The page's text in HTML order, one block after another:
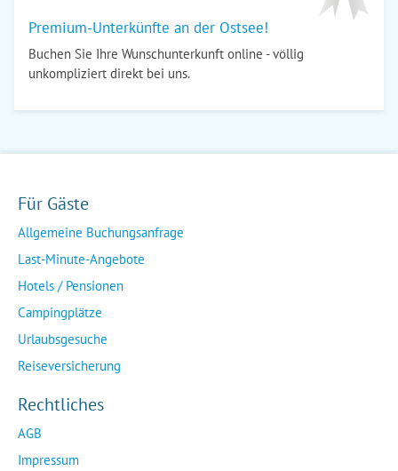
Premium-Unterkünfte an der Ostsee!
Buchen Sie Ihre Wunschunterkunft online - völlig
unkompliziert direkt bei uns.
Für Gäste
Allgemeine Buchungsanfrage
Last-Minute-Angebote
Hotels / Pensionen
Campingplätze
Urlaubsgesuche
Reiseversicherung
Rechtliches
AGB
Impressum